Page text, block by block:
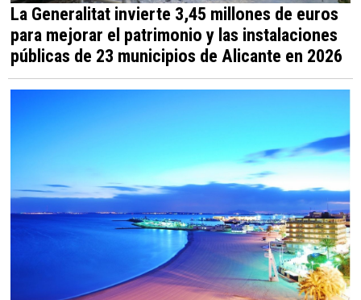
La Generalitat invierte 3,45 millones de euros
para mejorar el patrimonio y las instalaciones
públicas de 23 municipios de Alicante en 2026